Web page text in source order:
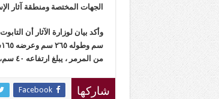
الجهات المختصة ومنطقة آثار
من المرمر ، يبلغ ارتفاعه ٤٠ سم، ومن المرجح أن يكون لصاحب المقبرة.
شاركها Facebook